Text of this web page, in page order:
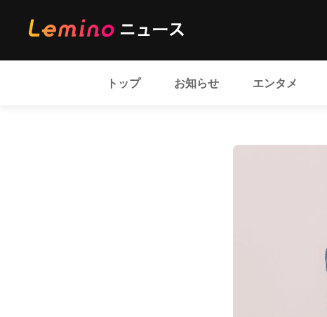
トップ お知らせ エンタメ